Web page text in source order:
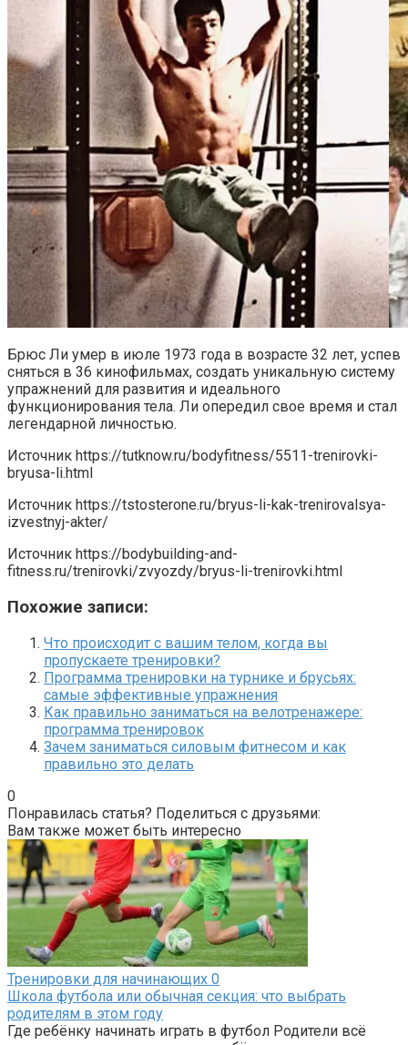
Брюс Ли умер в июле 1973 года в возрасте 32 лет, успев
сняться в 36 кинофильмах, создать уникальную систему
упражнений для развития и идеального
функционирования тела. Ли опередил свое время и стал
легендарной личностью.
Источник https://tutknow.ru/bodyfitness/5511-trenirovki-
bryusa-li.html
Источник https://tstosterone.ru/bryus-li-kak-trenirovalsya-
izvestnyj-akter/
Источник https://bodybuilding-and-
fitness.ru/trenirovki/zvyozdy/bryus-li-trenirovki.html
Похожие записи:
Что происходит с вашим телом, когда вы
пропускаете тренировки?
Программа тренировки на турнике и брусьях:
самые эффективные упражнения
Как правильно заниматься на велотренажере:
программа тренировок
Зачем заниматься силовым фитнесом и как
правильно это делать
0
Понравилась статья? Поделиться с друзьями:
Вам также может быть интересно
Тренировки для начинающих 0
Школа футбола или обычная секция: что выбрать
родителям в этом году
Где ребёнку начинать играть в футбол Родители всё